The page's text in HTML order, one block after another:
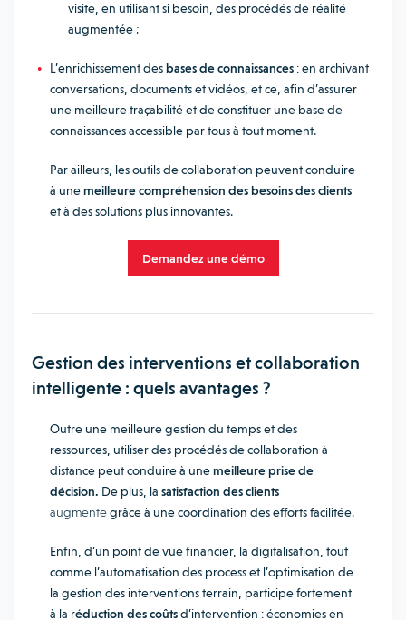
visite, en utilisant si besoin, des procédés de réalité
augmentée ;
L’enrichissement desbases de connaissances : en archivant
conversations, documents et vidéos, et ce, afin d’assurer
une meilleure traçabilité et de constituer une base de
connaissances accessible par tous à tout moment.
Par ailleurs, les outils de collaboration peuvent conduire
à unemeilleure compréhension des besoins des clients
et à des solutions plus innovantes.
Demandez une démo
Gestion des interventions et collaboration
intelligente : quels avantages ?
Outre une meilleure gestion du temps et des
ressources, utiliser des procédés de collaboration à
distance peut conduire à unemeilleure prise de
décision. De plus, la satisfaction des clients
augmentegrâce à une coordination des efforts facilitée.
Enfin, d’un point de vue financier, la digitalisation, tout
comme l’automatisation des process et l’optimisation de
la gestion des interventions terrain, participe fortement
à la réduction des coûtsd’intervention : économies en